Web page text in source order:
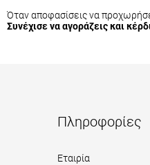
Όταν αποφασίσεις να
Συνέχισε να αγοράζεις και
Πληροφορίες
Εταιρία